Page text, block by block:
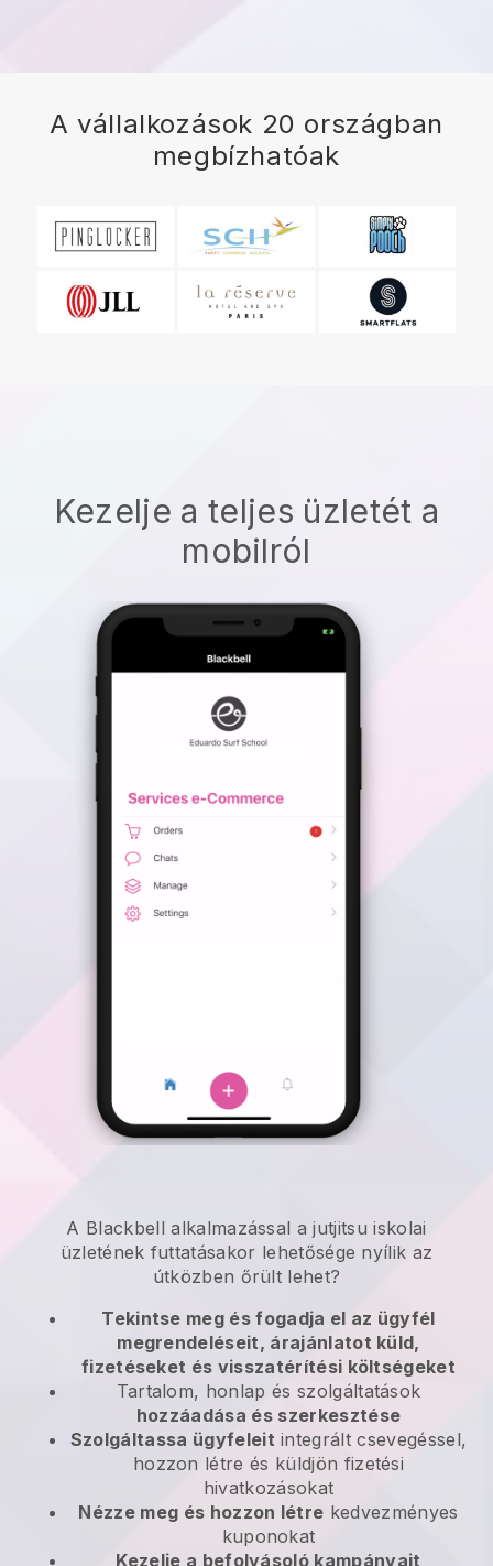
A vállalkozások 20 országban
megbízhatóak
Kezelje a teljes üzletét a
mobilról
A Blackbell alkalmazással a jutjitsu iskolai
üzletének futtatásakor lehetősége nyílik az
útközben őrült lehet?
Tekintse meg és fogadja el az ügyfél
megrendeléseit, árajánlatot küld,
fizetéseket és visszatérítési költségeket
Tartalom, honlap és szolgáltatások
hozzáadása és szerkesztése
Szolgáltassa ügyfeleit integrált csevegéssel,
hozzon létre és küldjön fizetési
hivatkozásokat
Nézze meg és hozzon létre kedvezményes
kuponokat
Kezelje a befolyásoló kampányait